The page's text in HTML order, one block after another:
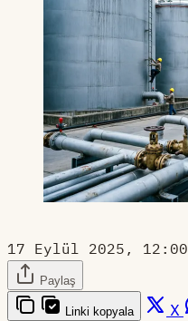
17 Eylül 2025, 12:00
Paylaş
Linki kopyala X